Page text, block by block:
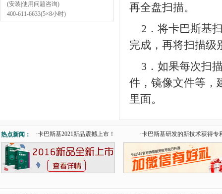
(安装|使用问题咨询)
400-611-6633(5×8小时)
再全盘扫描。
2．将卡巴斯基
完成，再将扫描级
3．如果每次扫
件，镜像文件等，
里面。
热点新闻： ·卡巴斯基2021新品震撼上市！ ·卡巴斯基研发的新技术获得专